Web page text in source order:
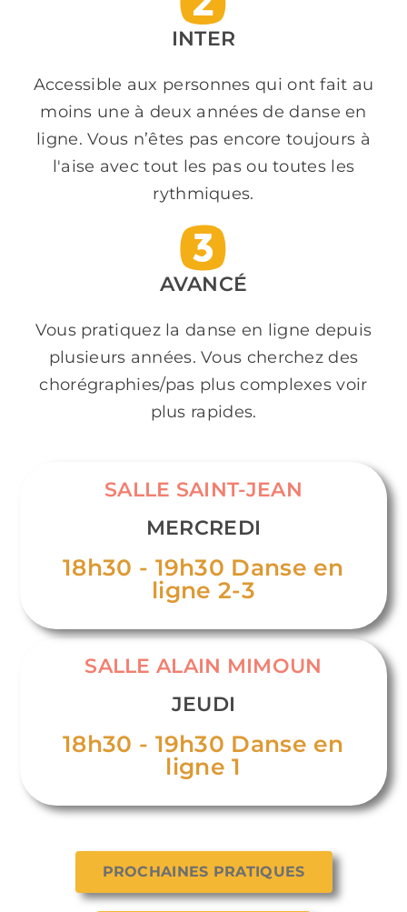
INTER
Accessible aux personnes qui ont fait au
moins une à deux années de danse en
ligne. Vous n’êtes pas encore toujours à
l'aise avec tout les pas ou toutes les
rythmiques.
AVANCÉ
Vous pratiquez la danse en ligne depuis
plusieurs années. Vous cherchez des
chorégraphies/pas plus complexes voir
plus rapides.
SALLE SAINT-JEAN
MERCREDI
18h30 - 19h30 Danse en
ligne 2-3
SALLE ALAIN MIMOUN
JEUDI
18h30 - 19h30 Danse en
ligne 1
PROCHAINES PRATIQUES